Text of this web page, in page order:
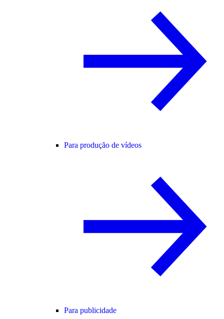
Para produção de vídeos
Para publicidade